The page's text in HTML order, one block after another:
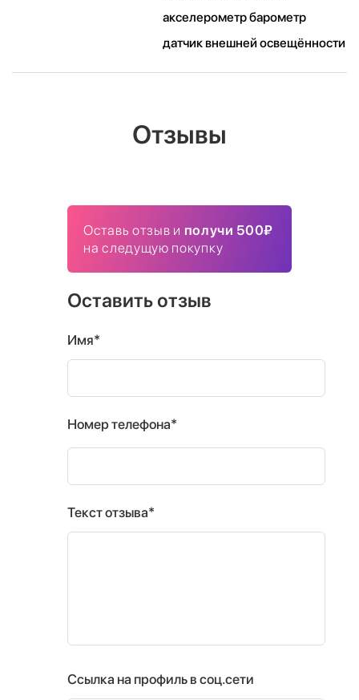
акселерометр барометр
датчик внешней освещённости
Отзывы
Оставь отзыв и получи 500₽
на следущую покупку
Оставить отзыв
Имя*
Номер телефона*
Текст отзыва*
Ссылка на профиль в соц.сети